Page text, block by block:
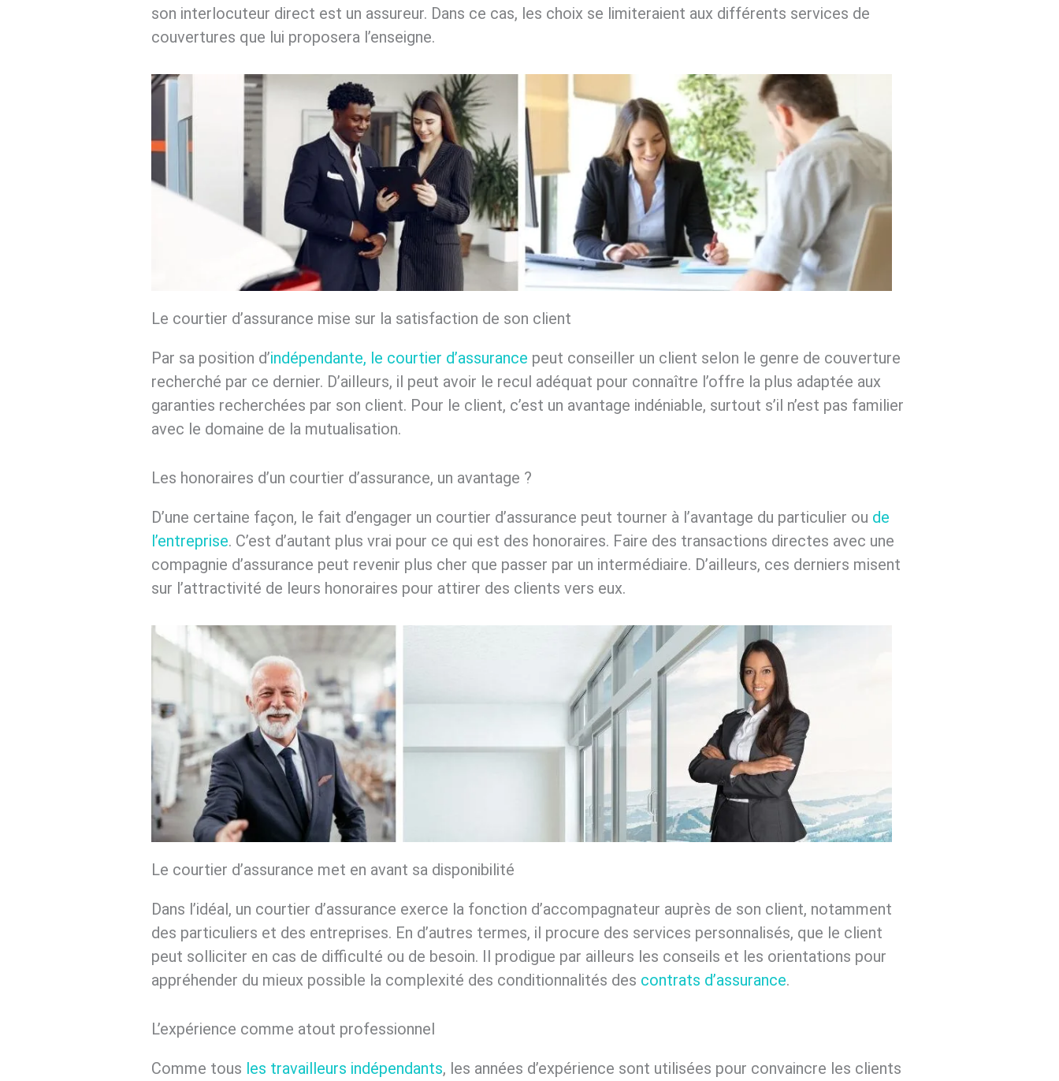
son interlocuteur direct est un assureur. Dans ce cas, les choix se limiteraient aux différents services de
couvertures que lui proposera l’enseigne.
Le courtier d’assurance mise sur la satisfaction de son client
Par sa position d’indépendante, le courtier d’assurance peut conseiller un client selon le genre de couverture
recherché par ce dernier. D’ailleurs, il peut avoir le recul adéquat pour connaître l’offre la plus adaptée aux
garanties recherchées par son client. Pour le client, c’est un avantage indéniable, surtout s’il n’est pas familier
avec le domaine de la mutualisation.
Les honoraires d’un courtier d’assurance, un avantage ?
D’une certaine façon, le fait d’engager un courtier d’assurance peut tourner à l’avantage du particulier ou de
l’entreprise. C’est d’autant plus vrai pour ce qui est des honoraires. Faire des transactions directes avec une
compagnie d’assurance peut revenir plus cher que passer par un intermédiaire. D’ailleurs, ces derniers misent
sur l’attractivité de leurs honoraires pour attirer des clients vers eux.
Le courtier d’assurance met en avant sa disponibilité
Dans l’idéal, un courtier d’assurance exerce la fonction d’accompagnateur auprès de son client, notamment
des particuliers et des entreprises. En d’autres termes, il procure des services personnalisés, que le client
peut solliciter en cas de difficulté ou de besoin. Il prodigue par ailleurs les conseils et les orientations pour
appréhender du mieux possible la complexité des conditionnalités des contrats d’assurance.
L’expérience comme atout professionnel
Comme tous les travailleurs indépendants, les années d’expérience sont utilisées pour convaincre les clients